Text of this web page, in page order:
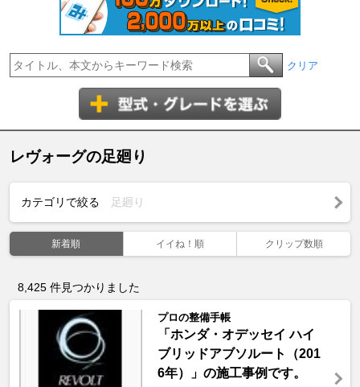
クリア
レヴォーグの足廻り
カテゴリで絞る 足廻り
新着順 イイね！順 クリップ数順
8,425 件見つかりました
プロの整備手帳
「ホンダ・オデッセイ ハイ
ブリッドアブソルート（201
6年）」の施工事例です。